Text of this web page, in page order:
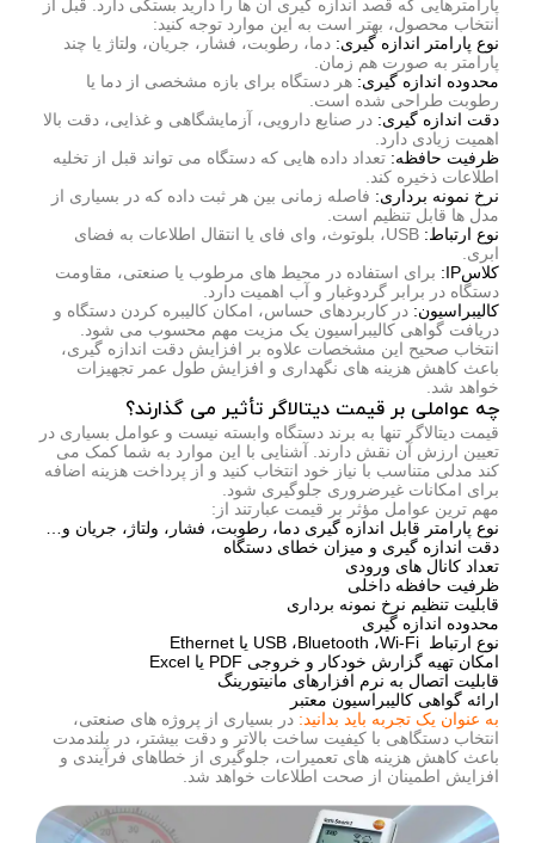
پارامترهایی که قصد اندازه گیری آن ها را دارید بستگی دارد. قبل از
انتخاب محصول، بهتر است به این موارد توجه کنید:
نوع پارامتر اندازه گیری: دما، رطوبت، فشار، جریان، ولتاژ یا چند
پارامتر به صورت هم زمان.
محدوده اندازه گیری: هر دستگاه برای بازه مشخصی از دما یا
رطوبت طراحی شده است.
دقت اندازه گیری: در صنایع دارویی، آزمایشگاهی و غذایی، دقت بالا
اهمیت زیادی دارد.
ظرفیت حافظه: تعداد داده هایی که دستگاه می تواند قبل از تخلیه
اطلاعات ذخیره کند.
نرخ نمونه برداری: فاصله زمانی بین هر ثبت داده که در بسیاری از
مدل ها قابل تنظیم است.
نوع ارتباط:
USB، بلوتوث، وای فای یا انتقال اطلاعات به فضای
ابری.
کلاسIP:
برای استفاده در محیط های مرطوب یا صنعتی، مقاومت
دستگاه در برابر گردوغبار و آب اهمیت دارد.
کالیبراسیون: در کاربردهای حساس، امکان کالیبره کردن دستگاه و
دریافت گواهی کالیبراسیون یک مزیت مهم محسوب می شود.
انتخاب صحیح این مشخصات علاوه بر افزایش دقت اندازه گیری،
باعث کاهش هزینه های نگهداری و افزایش طول عمر تجهیزات
خواهد شد.
چه عواملی بر قیمت دیتالاگر تأثیر می گذارند؟
قیمت دیتالاگر تنها به برند دستگاه وابسته نیست و عوامل بسیاری در
تعیین ارزش آن نقش دارند. آشنایی با این موارد به شما کمک می
کند مدلی متناسب با نیاز خود انتخاب کنید و از پرداخت هزینه اضافه
برای امکانات غیرضروری جلوگیری شود.
مهم ترین عوامل مؤثر بر قیمت عبارتند از:
نوع پارامتر قابل اندازه گیری دما، رطوبت، فشار، ولتاژ، جریان و…
دقت اندازه گیری و میزان خطای دستگاه
تعداد کانال های ورودی
ظرفیت حافظه داخلی
قابلیت تنظیم نرخ نمونه برداری
محدوده اندازه گیری
نوع ارتباط USB ،Bluetooth ،Wi-Fi یا Ethernet
امکان تهیه گزارش خودکار و خروجی PDF یا Excel
قابلیت اتصال به نرم افزارهای مانیتورینگ
ارائه گواهی کالیبراسیون معتبر
به عنوان یک تجربه باید بدانید: در بسیاری از پروژه های صنعتی،
انتخاب دستگاهی با کیفیت ساخت بالاتر و دقت بیشتر، در بلندمدت
باعث کاهش هزینه های تعمیرات، جلوگیری از خطاهای فرآیندی و
افزایش اطمینان از صحت اطلاعات خواهد شد.